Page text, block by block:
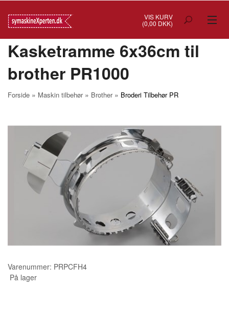
VIS KURV
(0,00 DKK)
TILBUD
SYMASKINER
BRODERIMASKINER
INDUSTRI
BRUGTE/DEMO
MASKIN TILBEHØR
KURSER
SCANNCUT
Kasketramme 6x36cm til
brother PR1000
Forside » Maskin tilbehør» Brother» Broderi Tilbehør PR
Varenummer: PRPCFH4
På lager